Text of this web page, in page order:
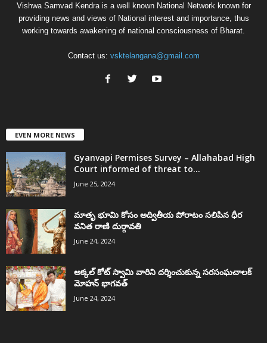
Vishwa Samvad Kendra is a well known National Network known for
providing news and views of National interest and importance, thus
working towards awakening of national consciousness of Bharat.
Contact us: vsktelangana@gmail.com
EVEN MORE NEWS
Gyanvapi Permises Survey – Allahabad High
Court informed of threat to...
June 25, 2024
మాతృ భూమి కోసం అద్వితీయ పోరాటం సలిపిన ధీర
వనిత రాణి దుర్గావతి
June 24, 2024
అక్కల్‌ కోట్‌ స్వామి వారిని దర్శించుకున్న సరసంఘచాలక్
మోహన్ భాగవత్
June 24, 2024